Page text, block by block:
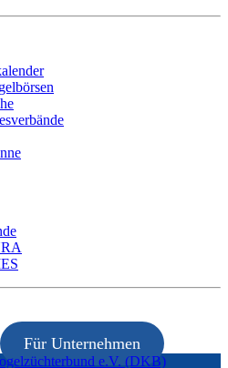
Für Unternehmen